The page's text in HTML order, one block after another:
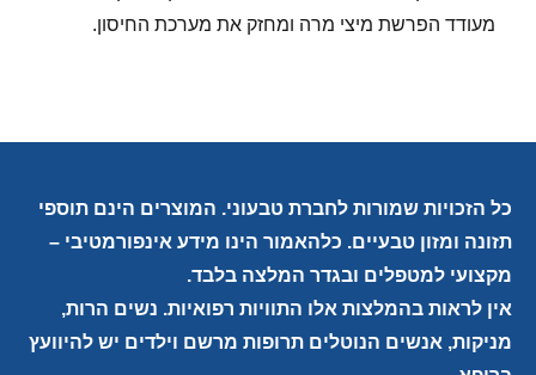
מעודד הפרשת מיצי מרה ומחזק את מערכת החיסון.
כל הזכויות שמורות לחברת טבעוני. המוצרים הינם תוספי
תזונה ומזון טבעיים. כלהאמור הינו מידע אינפורמטיבי –
מקצועי למטפלים ובגדר המלצה בלבד.
אין לראות בהמלצות אלו התוויות רפואיות. נשים הרות,
מניקות, אנשים הנוטלים תרופות מרשם וילדים יש להיוועץ